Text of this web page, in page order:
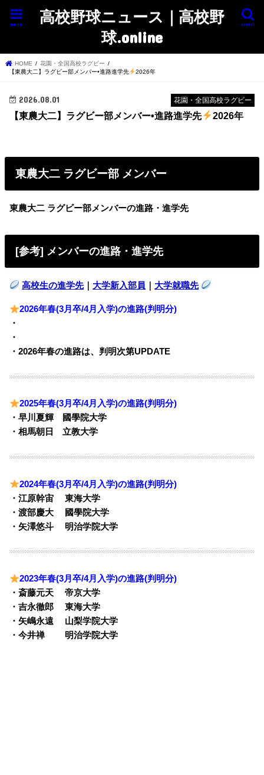
高校野球ニュース｜高校野
球.online
search
menu
HOME
花園・全国高校ラグビー
【東農大二】ラグビー部メンバー•進路進学先
2026年
花園・全国高校ラグビー
2026.08.01
【東農大二】ラグビー部メンバー•進路進学先 2026年
東農大二 ラグビー部 メンバー
東農大二 ラグビー部メンバーの進路・進学先
[参考] メンバーの進路・進学先
高校生の進学先｜ 大学新入部員 大学就職先
2026年春(3月卒/4月入学)の進路(判明分)
・
・
・2026年春の進路は、判明次第UPDATE
2025年春(3月卒/4月入学)の進路(判明分)
・早川夏輝 國學院大学
・相馬朝日 立教大学
2024年春(3月卒/4月入学)の進路(判明分)
・江原幹宙 東海大学
・渡部慶大 國學院大学
・矢澤悠斗 明治学院大学
2023年春(3月卒/4月入学)の進路(判明分)
・斎藤元天 帝京大学
・吉永徹郎 東海大学
・矢嶋永遠 山梨学院大学
・今井禅 明治学院大学